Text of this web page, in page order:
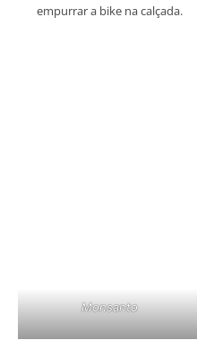
empurrar a bike na calçada.
Monsanto